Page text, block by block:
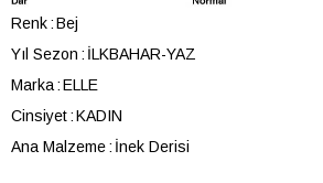
Renk Bej
Yıl Sezon
İLKBAHAR-YAZ
Marka ELLE
Cinsiyet KADIN
Ana Malzeme İnek Derisi